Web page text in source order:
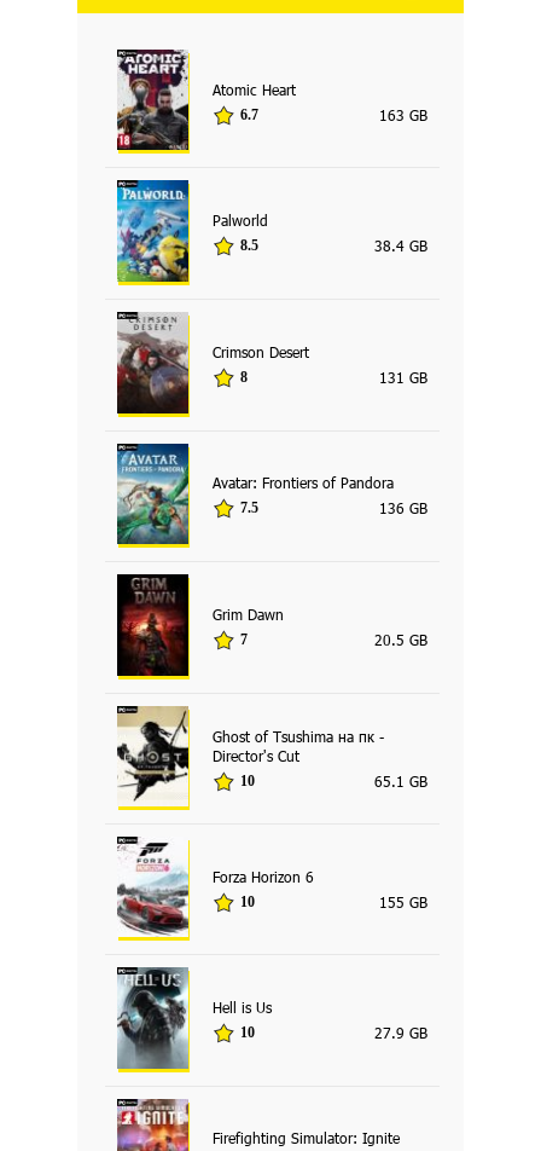
Atomic Heart
6.7 163 GB
Palworld
8.5 38.4 GB
Crimson Desert
8 131 GB
Avatar: Frontiers of Pandora
7.5 136 GB
Grim Dawn
7 20.5 GB
Ghost of Tsushima на пк -
Director's Cut
10 65.1 GB
Forza Horizon 6
10 155 GB
Hell is Us
10 27.9 GB
Firefighting Simulator: Ignite